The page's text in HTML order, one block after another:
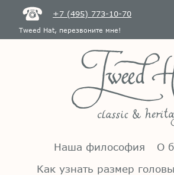
+7 (495) 773-10-70
Tweed Hat, перезвоните мне!
Наша философия
О
Как узнать размер